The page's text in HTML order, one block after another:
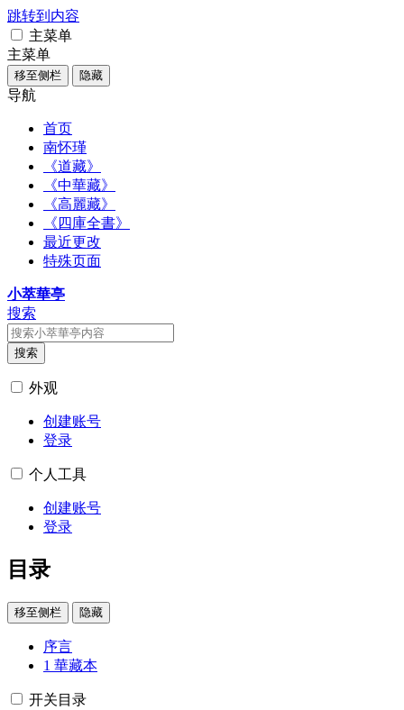
跳转到内容
主菜单
主菜单
移至侧栏 隐藏
导航
首页
南怀瑾
《道藏》
《中華藏》
《高麗藏》
《四庫全書》
最近更改
特殊页面
小萃華亭
搜索
搜索
外观
创建账号
登录
个人工具
创建账号
登录
目录
移至侧栏 隐藏
序言
1 華藏本
开关目录